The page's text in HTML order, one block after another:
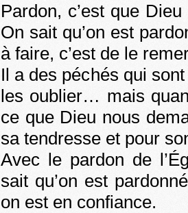
Pardon, c’est que
On sait qu’on est
à faire, c’est de le
Il a des péchés qui
les oublier… mais
ce que Dieu nous
sa tendresse et pour
Avec le pardon de
sait qu’on est
on est en confiance.